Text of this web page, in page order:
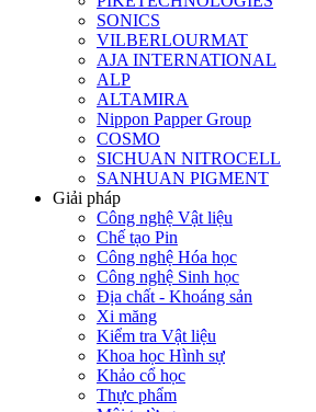
SONICS
VILBERLOURMAT
AJA INTERNATIONAL
ALP
ALTAMIRA
Nippon Papper Group
COSMO
SICHUAN NITROCELL
SANHUAN PIGMENT
Giải pháp
Công nghệ Vật liệu
Chế tạo Pin
Công nghệ Hóa học
Công nghệ Sinh học
Địa chất - Khoáng sản
Xi măng
Kiểm tra Vật liệu
Khoa học Hình sự
Khảo cổ học
Thực phẩm